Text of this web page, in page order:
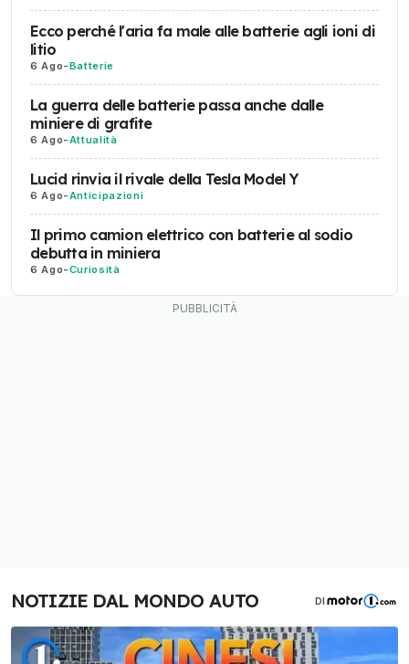
Ecco perché l'aria fa male alle batterie agli ioni di
litio
6 Ago-Batterie
La guerra delle batterie passa anche dalle
miniere di grafite
6 Ago-Attualità
Lucid rinvia il rivale della Tesla Model Y
6 Ago-Anticipazioni
Il primo camion elettrico con batterie al sodio
debutta in miniera
6 Ago-Curiosità
NOTIZIE DAL MONDO AUTO DI